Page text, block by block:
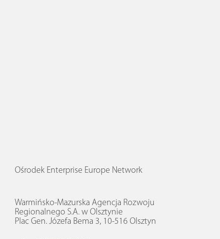
Ośrodek Enterprise Europe Network
Warmińsko-Mazurska Agencja Rozwoju
Regionalnego S.A. w Olsztynie
Plac Gen. Józefa Bema 3, 10-516 Olsztyn